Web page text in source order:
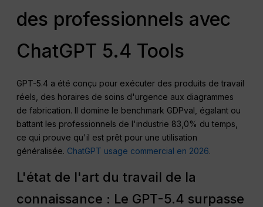
des professionnels avec
ChatGPT 5.4 Tools
GPT-5.4 a été conçu pour exécuter des produits de travail
réels, des horaires de soins d'urgence aux diagrammes
de fabrication. Il domine le benchmark GDPval, égalant ou
battant les professionnels de l'industrie 83,0% du temps,
ce qui prouve qu'il est prêt pour une utilisation
généralisée. ChatGPT usage commercial en 2026.
L'état de l'art du travail de la
connaissance : Le GPT-5.4 surpasse